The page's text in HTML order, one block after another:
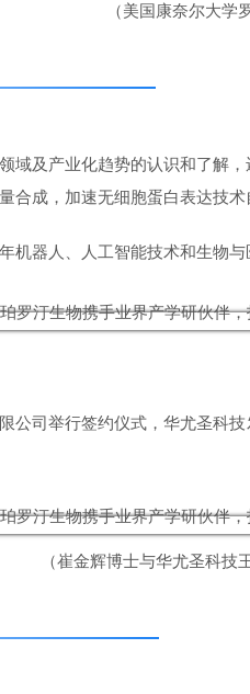
（美国康奈尔大学
域及产业化趋势的认识和了解
成，加速无细胞蛋白表达技术
器人、人工智能技术和生物
公司举行签约仪式，华尤圣科
（崔金辉博士与华尤圣科技